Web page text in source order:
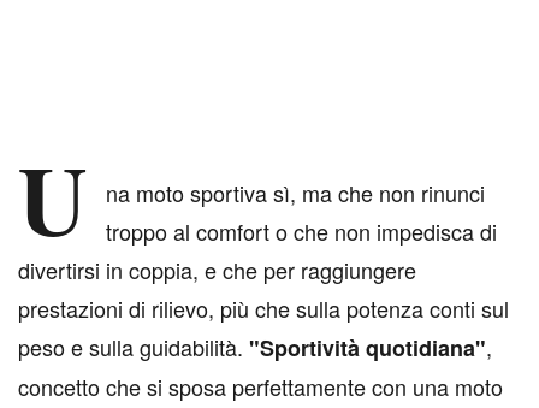
U
na moto sportiva sì, ma che non rinunci
troppo al comfort o che non impedisca di
divertirsi in coppia, e che per raggiungere
prestazioni di rilievo, più che sulla potenza conti sul
peso e sulla guidabilità. "Sportività quotidiana",
concetto che si sposa perfettamente con una moto